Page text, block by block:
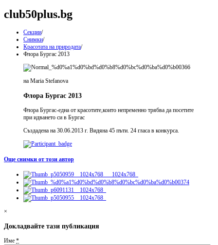
club50plus.bg
Секции/
Снимки/
Красотата на природата/
Флора Бургас 2013
на Maria Stefanova
Флора Бургас 2013
Флора Бургас-една от красотите,които непременно трябва да посетите
при идването си в Бургас
Създадена на 30.06.2013 г. Видяна 45 пъти. 24 гласа в конкурса.
Още снимки от този автор
×
Докладвайте тази публикация
Име *